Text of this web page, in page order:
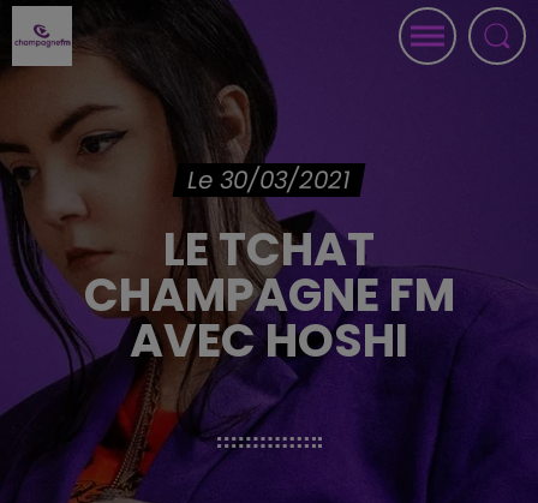
Le 30/03/2021
LE TCHAT
CHAMPAGNE FM
AVEC HOSHI